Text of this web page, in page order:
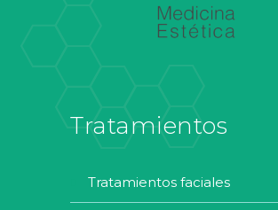
Tratamientos
tratamientos faciales